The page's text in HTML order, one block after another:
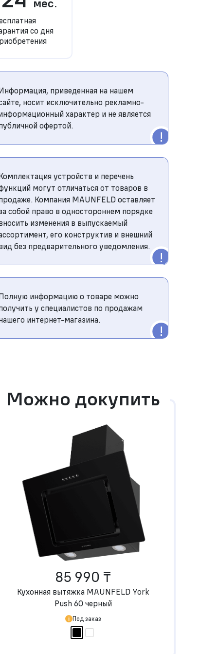
мес.
со дня
приведенная на нашем
носит исключительно рекламно-
характер и не является
офертой.
устройств и перечень
могут отличаться от товаров в
Компания MAUNFELD оставляет
собой право в одностороннем порядке
изменения в выпускаемый
его конструктив и внешний
без предварительного уведомления.
информацию о товаре можно
у специалистов по продажам
интернет-магазина.
Можно докупить
85 990 ₸
Кухонная вытяжка MAUNFELD York
Push 60 черный
Под заказ